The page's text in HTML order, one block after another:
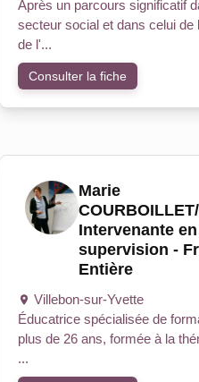
Après un parcours significatif
secteur social et dans celui de
de l'...
Consulter la fiche
Marie
Intervenante
supervision -
Entière
Villebon-sur-Yvette
Éducatrice spécialisée de
plus de 26 ans, formée à la
...